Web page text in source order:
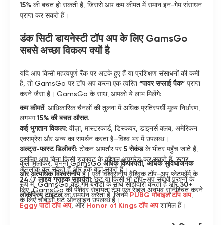
15% की बचत हो सकती है, जिससे आप कम कीमत में समान इन-गेम संसाधन
प्राप्त कर सकते हैं।
डंक सिटी डायनेस्टी टॉप अप के लिए GamsGo
सबसे अच्छा विकल्प क्यों है
यदि आप किसी महत्वपूर्ण रैंक पर अटके हुए हैं या प्रशिक्षण संसाधनों की कमी
है, तो GamsGo पर टॉप अप करना एक त्वरित “पावर सप्लाई पैक” प्राप्त
करने जैसा है। GamsGo के साथ, आपको ये लाभ मिलेंगे:
कम कीमतें: आधिकारिक चैनलों की तुलना में अधिक प्रतिस्पर्धी मूल्य निर्धारण,
लगभग15% की बचत औसत.
कई भुगतान विकल्प: वीज़ा, मास्टरकार्ड, डिस्कवर, डाइनर्स क्लब, अमेरिकन
एक्सप्रेस और अन्य का समर्थन करता है—विश्व भर में उपलब्ध।
अल्ट्रा-फास्ट डिलीवरी: टोकन आमतौर पर5 सेकंडके भीतर पहुँच जाते हैं,
इसलिए आप बिना किसी रुकावट के कौशल अपग्रेड कर सकते हैं, स्टार
अनलॉक कर सकते हैं और रैंक बढ़ा सकते हैं।
24/7 लाइव ग्राहक सहायता: छूट या किसी भी टॉप-अप संबंधी प्रश्नों के
लिए, GamsGo की पेशेवर सहायता टीम एक सहज अनुभव सुनिश्चित करने
के लिए चौबीसों घंटे ऑनलाइन उपलब्ध है।
कुल मिलाकर, चुनना GamsGoअधिक किफायती, अधिक सुविधाजनक
और अत्यधिक विश्वसनीयहै। एक विश्वसनीय वैश्विक टॉप-अप प्लेटफॉर्म के
रूप में, GamsGo कई गेम ब्रांडों के साथ साझेदारी करता है और30+
लोकप्रिय टाइटलका समर्थन करता है, जिनमें PUBG मोबाइल टॉप अप,
Eggy पार्टी टॉप अप, औरHonor of Kings टॉप अपशामिल हैं।